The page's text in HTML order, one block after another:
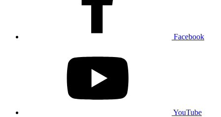
Facebook
YouTube